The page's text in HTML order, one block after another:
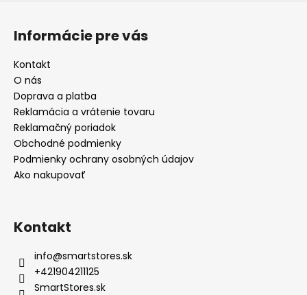
Informácie pre vás
Kontakt
O nás
Doprava a platba
Reklamácia a vrátenie tovaru
Reklamačný poriadok
Obchodné podmienky
Podmienky ochrany osobných údajov
Ako nakupovať
Kontakt
info@smartstores.sk
+421904211125
SmartStores.sk